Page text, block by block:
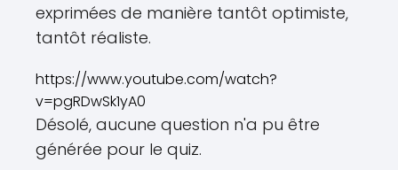
exprimées de manière tantôt optimiste,
tantôt réaliste.
https://www.youtube.com/watch?
v=pgRDwSk1yA0
Désolé, aucune question n'a pu être
générée pour le quiz.